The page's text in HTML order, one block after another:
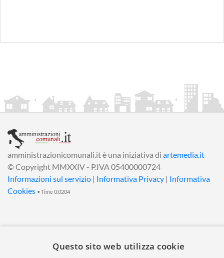
amministrazionicomunali.it è una iniziativa di artemedia.it
© Copyright MMXXIV - P.IVA 05400000724
Informazioni sul servizio | Informativa Privacy | Informativa
Cookies • Time 0.0204
Questo sito web utilizza cookie